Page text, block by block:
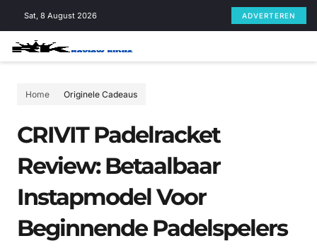
Sat, 8 August 2026 ADVERTEREN
Home Originele Cadeaus
CRIVIT Padelracket
Review: Betaalbaar
Instapmodel Voor
Beginnende Padelspelers